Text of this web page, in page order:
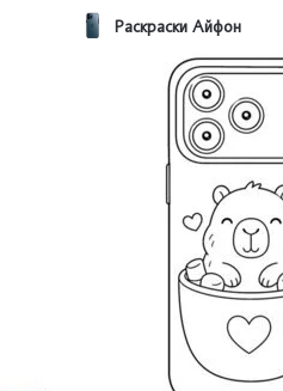
Раскраски Айфон